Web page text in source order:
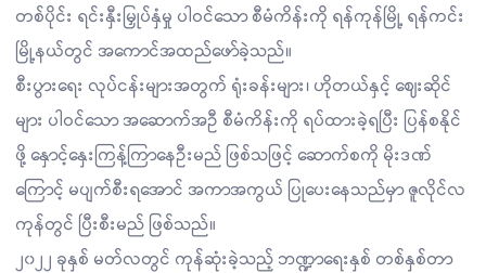
တစ်ပိုင်း ရင်းနှီးမြှုပ်နှံမှု ပါဝင်သော စီမံကိန်းကို ရန်ကုန်မြို့ ရန်ကင်း
မြို့နယ်တွင် အကောင်အထည်ဖော်ခဲ့သည်။
စီးပွားရေး လုပ်ငန်းများအတွက် ရုံးခန်းများ၊ ဟိုတယ်နှင့် ဈေးဆိုင်
များ ပါဝင်သော အဆောက်အဦ စီမံကိန်းကို ရပ်ထားခဲ့ရပြီး ပြန်စနိုင်
ဖို့ နှောင့်နှေးကြန့်ကြာနေဦးမည် ဖြစ်သဖြင့် ဆောက်စကို မိုးဒဏ်
ကြောင့် မပျက်စီးရအောင် အကာအကွယ် ပြုပေးနေသည်မှာ ဇူလိုင်လ
ကုန်တွင် ပြီးစီးမည် ဖြစ်သည်။
၂၀၂၂ ခုနှစ် မတ်လတွင် ကုန်ဆုံးခဲ့သည့် ဘဏ္ဍာရေးနှစ် တစ်နှစ်တာ